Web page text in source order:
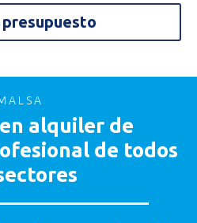
alquiler de
de todos
para descargar el catálogo.